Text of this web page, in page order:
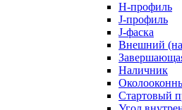
H-профиль
J-профиль
J-фаска
Внешний
Наличник
Стартовый